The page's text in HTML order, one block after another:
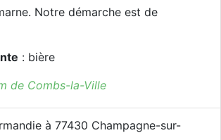
Notre démarche est de
: bière
de Combs-la-Ville
à 77430 Champagne-sur-